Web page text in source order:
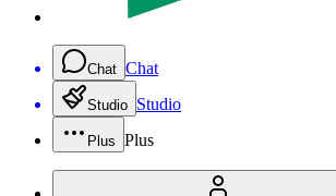
Chat Chat
Studio Studio
Plus Plus